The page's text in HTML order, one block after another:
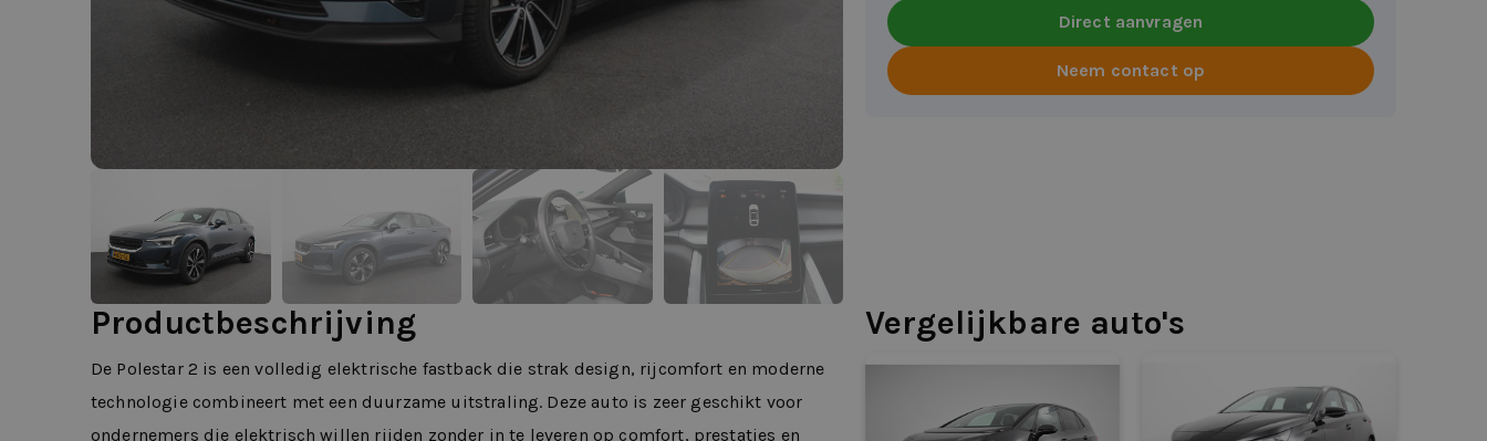
Direct aanvragen
Neem contact op
Productbeschrijving
De Polestar 2 is een volledig elektrische fastback die strak design, rijcomfort en moderne
technologie combineert met een duurzame uitstraling. Deze auto is zeer geschikt voor
ondernemers die elektrisch willen rijden zonder in te leveren op comfort, prestaties en
Vergelijkbare auto's